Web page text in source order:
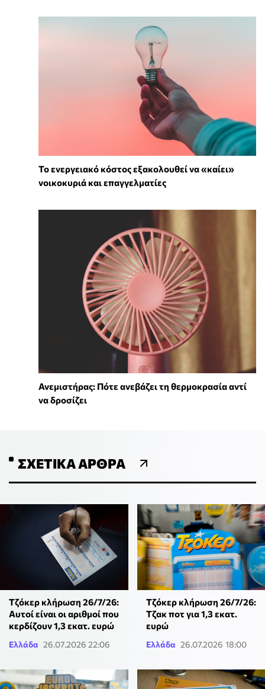
Το ενεργειακό κόστος εξακολουθεί να «καίει»
νοικοκυριά και επαγγελματίες
Ανεμιστήρας: Πότε ανεβάζει τη θερμοκρασία αντί
να δροσίζει
ΣΧΕΤΙΚΆ ΆΡΘΡΑ
Τζόκερ κλήρωση 26/7/26:
Αυτοί είναι οι αριθμοί που
κερδίζουν 1,3 εκατ. ευρώ
Ελλάδα 26.07.2026 22:06
Τζόκερ κλήρωση 26/7/26:
Τζακ ποτ για 1,3 εκατ.
ευρώ
Ελλάδα 26.07.2026 18:00